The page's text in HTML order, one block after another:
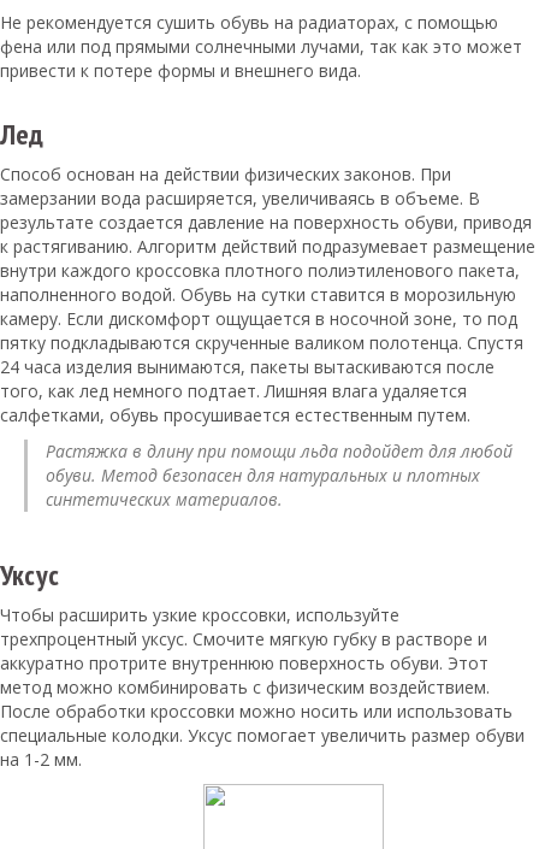
Не рекомендуется сушить обувь на радиаторах, с помощью
фена или под прямыми солнечными лучами, так как это может
привести к потере формы и внешнего вида.
Лед
Способ основан на действии физических законов. При
замерзании вода расширяется, увеличиваясь в объеме. В
результате создается давление на поверхность обуви, приводя
к растягиванию. Алгоритм действий подразумевает размещение
внутри каждого кроссовка плотного полиэтиленового пакета,
наполненного водой. Обувь на сутки ставится в морозильную
камеру. Если дискомфорт ощущается в носочной зоне, то под
пятку подкладываются скрученные валиком полотенца. Спустя
24 часа изделия вынимаются, пакеты вытаскиваются после
того, как лед немного подтает. Лишняя влага удаляется
салфетками, обувь просушивается естественным путем.
Растяжка в длину при помощи льда подойдет для любой
обуви. Метод безопасен для натуральных и плотных
синтетических материалов.
Уксус
Чтобы расширить узкие кроссовки, используйте
трехпроцентный уксус. Смочите мягкую губку в растворе и
аккуратно протрите внутреннюю поверхность обуви. Этот
метод можно комбинировать с физическим воздействием.
После обработки кроссовки можно носить или использовать
специальные колодки. Уксус помогает увеличить размер обуви
на 1-2 мм.